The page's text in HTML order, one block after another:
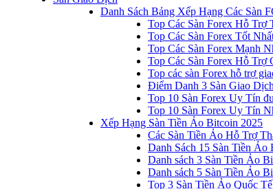
Danh Sách Bảng Xếp Hạng Các Sàn
Top Các Sàn Forex Hỗ
Top Các Sàn Forex Tốt
Top Các Sàn Forex Mạnh
Top Các Sàn Forex Hỗ
Top các sàn Forex hỗ trợ
Điểm Danh 3 Sàn Giao
Top 10 Sàn Forex Uy Tín
Top 10 Sàn Forex Uy Tín
Xếp Hạng Sàn Tiền Ảo Bitcoin 2025
Các Sàn Tiền Ảo Hỗ Trợ
Danh Sách 15 Sàn Tiền
Danh sách 3 Sàn Tiền Ảo
Danh sách 5 Sàn Tiền Ảo
Top 3 Sàn Tiền Ảo Quốc